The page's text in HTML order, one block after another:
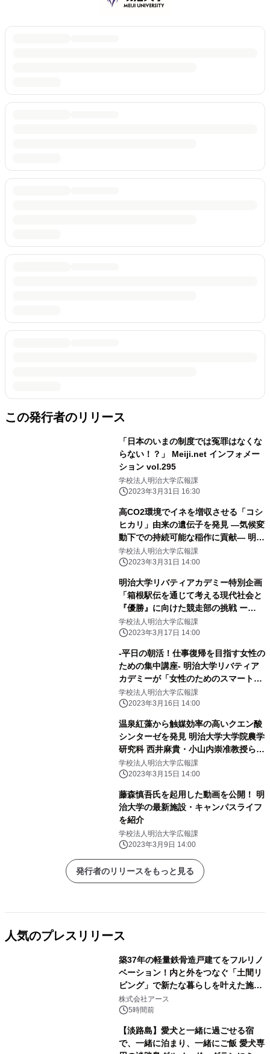
この発行者のリリース
「日本のいまの制度では冤罪はなくな
らない！？」 Meiji.net インフォメー
ション vol.295
学校法人明治大学広報課
2023年3月31日 16:30
高CO2環境でイネを増収させる「コシ
ヒカリ」由来の遺伝子を発見 ―気候変
動下での持続可能な稲作に貢献― 明治
大学大学院 農学研究科の山本 英司特
任講師はゲノム解析で貢献
学校法人明治大学広報課
2023年3月31日 14:00
明治大学リバティアカデミー特別企画
「箱根駅伝を通じて考える現代社会と
『優勝』に向けた競走部の挑戦 ー
2024年第100回大会に向けてー」
学校法人明治大学広報課
2023年3月17日 14:00
-平日の朝活！仕事復帰を目指す女性の
ための集中講座- 明治大学リバティア
カデミーが「女性のためのスマートキ
ャリアプログラム わたしらしくReス
タートコース」の受講生を募集中です
学校法人明治大学広報課
2023年3月16日 14:00
温泉紅藻から触媒効率の高いクエン酸
シンターゼを発見 明治大学大学院農学
研究科 西井麻貴・小山内崇准教授らの
研究グループ
学校法人明治大学広報課
2023年3月15日 14:00
藤森慎吾氏を起用した動画を公開！ 明
治大学の最新施設・キャンパスライフ
を紹介
学校法人明治大学広報課
2023年3月9日 14:00
発行者のリリースをもっと見る
人気のプレスリリース
築37年の軽量鉄骨造戸建てをフルリノ
ベーション！内と外をつなぐ「土間リ
ビング」で新たな暮らしを叶えた施工
事例を株式会社アースが公開
株式会社アース
5時間前
【淡路島】愛犬と一緒に過ごせる宿
で、一緒に泊まり、一緒にご飯 愛犬専